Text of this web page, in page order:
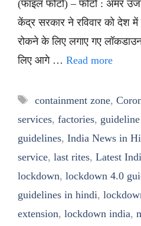
(फाइल फोटो) – फोटो : अमर
केंद्र सरकार ने रविवार को देश में
रोकने के लिए लगाए गए
लिए आगे … Read more
Tags
containment zone,
services, factories,
guidelines, India News in
service, last rites, Latest
lockdown, lockdown 4.0
guidelines in hindi,
extension, lockdown india,